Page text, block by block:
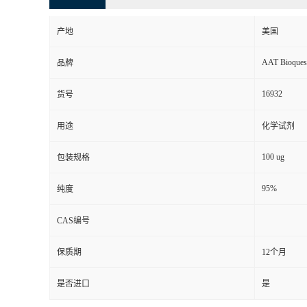
产地 美国
品牌 AAT
货号 16932
用途 化学试剂
包装规格 100 ug
纯度 95%
CAS编号
保质期 12个月
是否进口 是